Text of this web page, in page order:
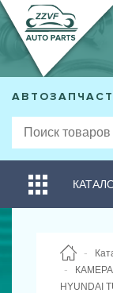
HYUNDAI